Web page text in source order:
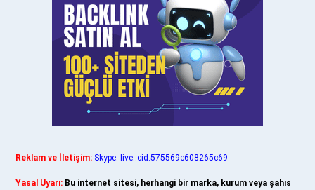
Reklam ve İletişim: Skype: live:.cid.575569c608265c69
Yasal Uyarı: Bu internet sitesi, herhangi bir marka, kurum veya şahıs